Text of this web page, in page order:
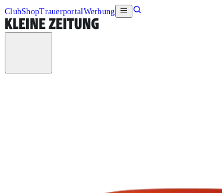
ClubShopTrauerportalWerbung